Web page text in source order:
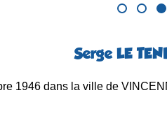
Serge LE
1946 dans la ville de